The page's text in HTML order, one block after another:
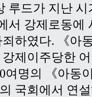
루드가 지난 시
서 강제로동에
하였다. 《아
제이주당한
여명의 《아동
국회에서 연